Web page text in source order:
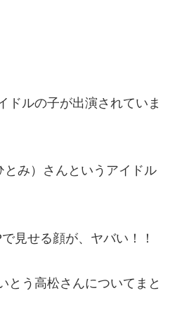
ドルの子が出演されていま
み）さんというアイドル
見せる顔が、ヤバい！！
とう高松さんについてまと